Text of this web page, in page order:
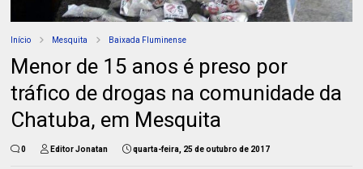
Início Mesquita Baixada Fluminense
Menor de 15 anos é preso por
tráfico de drogas na comunidade da
Chatuba, em Mesquita
0 Editor Jonatan quarta-feira, 25 de outubro de 2017